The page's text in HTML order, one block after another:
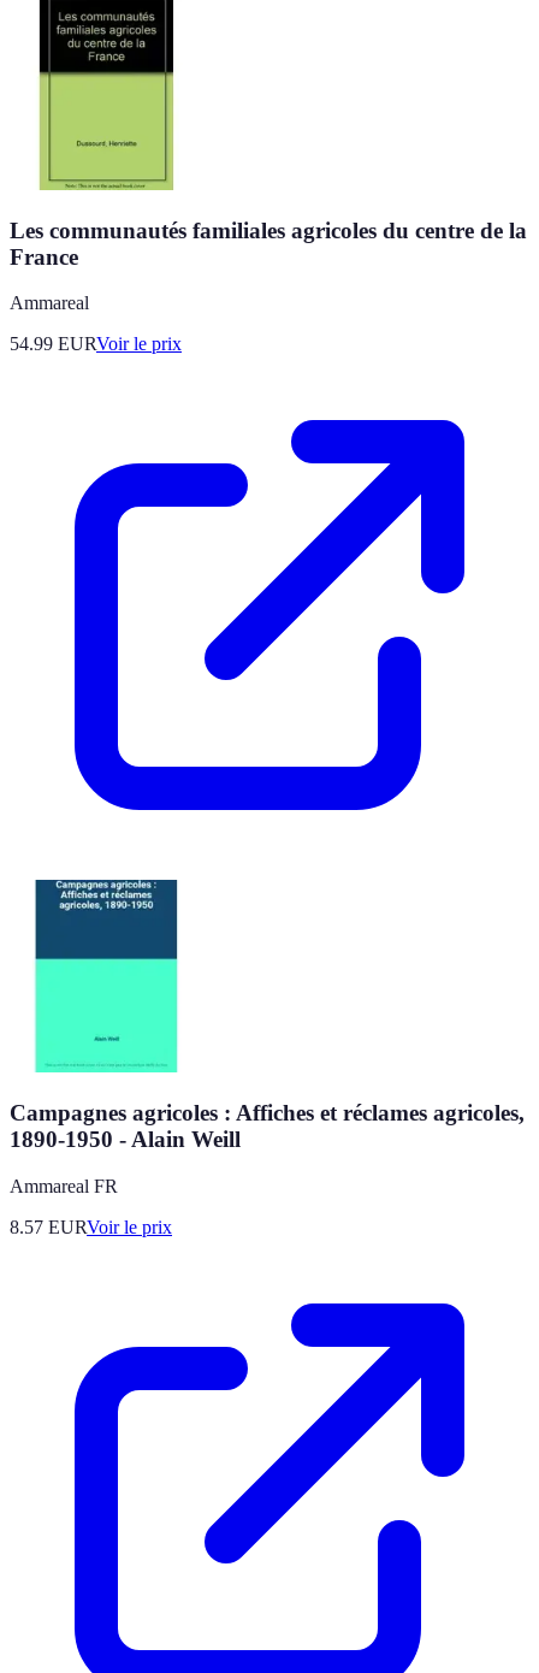
Les communautés familiales agricoles du centre de la
France
Ammareal
54.99 EURVoir le prix
Campagnes agricoles : Affiches et réclames agricoles,
1890-1950 - Alain Weill
Ammareal FR
8.57 EURVoir le prix